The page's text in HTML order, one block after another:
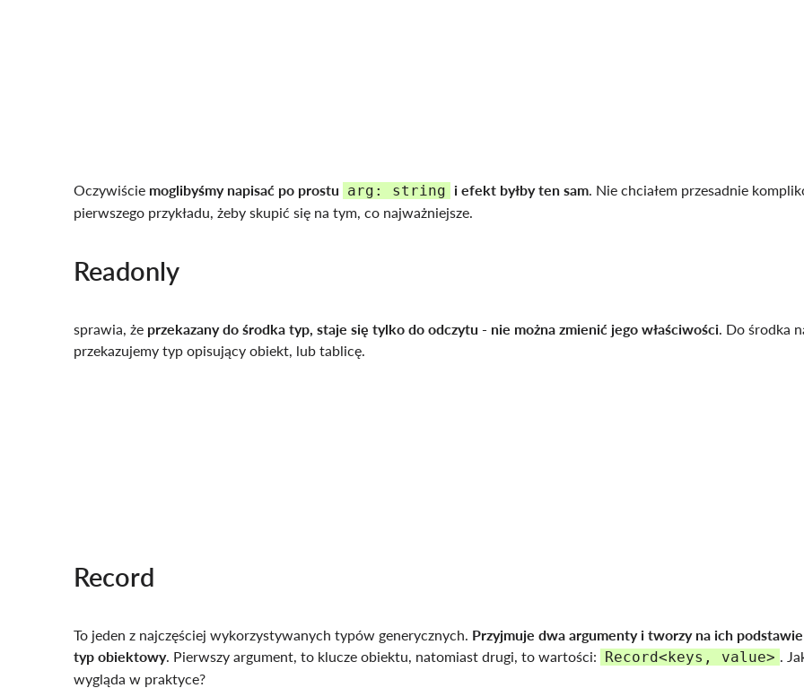
Oczywiście moglibyśmy napisać po prostu arg: string i efekt byłby ten sam. Nie chciałem przesadnie
pierwszego przykładu, żeby skupić się na tym, co najważniejsze.
Readonly
sprawia, że przekazany do środka typ, staje się tylko do odczytu - nie można zmienić jego właściwości. Do środka
przekazujemy typ opisujący obiekt, lub tablicę.
Record
To jeden z najczęściej wykorzystywanych typów generycznych. Przyjmuje dwa argumenty i tworzy na ich
typ obiektowy. Pierwszy argument, to klucze obiektu, natomiast drugi, to wartości: Record<keys, value> .
wygląda w praktyce?